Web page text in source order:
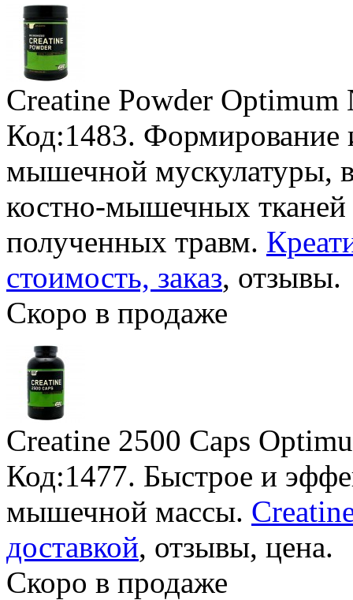
Creatine Powder
Код:1483. Формирование
мышечной мускулатуры,
костно-мышечных тканей
полученных травм.
стоимость, заказ, отзывы.
Скоро в продаже
Creatine 2500 Caps
Код:1477. Быстрое и
мышечной массы.
доставкой, отзывы, цена.
Скоро в продаже